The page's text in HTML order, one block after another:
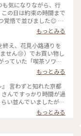
も気になりながら、行
の日は約束の時間まで
覚悟で並びました😊 待
世界を想像し、ワクワ
奥の、部屋が見渡せる
世界に入ったようです
ックでキレイ✨ 頼ん
✨ 優しいランプの明か
懐かしい感じや優しい
ズで、ゼリーだと思
た💦 あっという間に
囲気の中にいたくて
、きっと外には長い行
しました。 またこの
もっとみる
終え、花見小路通りを
せん😢）でお買い物し
っていた「喫茶ソワ
ので長蛇の列ができ
く２組しか待っていま
２階の窓側の席へ。若
けで来ているグルー
うさんはゼリーポン
気は、暗めの照明で
た。 美味しくいただ
もっとみる
言わずと知れた京都
んですっかり時間が過
い並んでいましたが、
た。 昔ながらのお店
く2階の窓辺の 小さな
もっとみる